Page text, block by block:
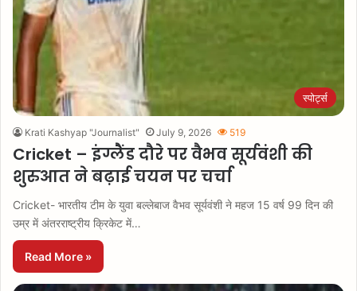
स्पोर्ट्स
Krati Kashyap "Journalist" July 9, 2026 519
Cricket – इंग्लैंड दौरे पर वैभव सूर्यवंशी की
शुरुआत ने बढ़ाई चयन पर चर्चा
Cricket- भारतीय टीम के युवा बल्लेबाज वैभव सूर्यवंशी ने महज 15 वर्ष 99 दिन की
उम्र में अंतरराष्ट्रीय क्रिकेट में…
Read More »